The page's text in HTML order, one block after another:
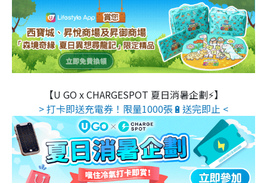
【U GO x CHARGESPOT 夏日消暑企劃⚡】
> 打卡即送充電券！限量1000張🔋送完即止 <